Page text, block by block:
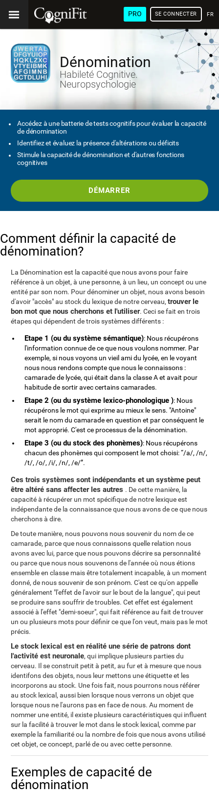
PRO SE CONNECTER
Dénomination
Habileté Cognitive.
Neuropsychologie
Accédez à une batterie de tests cognitifs pour évaluer la capacité
de dénomination
Identifiez et évaluez la présence d'altérations ou déficits
Stimule la capacité de dénomination et d'autres fonctions
cognitives
DÉMARRER
Comment définir la capacité de
dénomination?
La Dénomination est la capacité que nous avons pour faire
référence à un objet, à une personne, à un lieu, un concept ou une
entité par son nom. Pour dénominer un objet, nous avons besoin
d'avoir "accès" au stock du lexique de notre cerveau,trouver le
bon mot que nous cherchons et l'utiliser. Ceci se fait en trois
étapes qui dépendent de trois systèmes différents :
Etape 1 (ou du système sémantique): Nous récupérons
l'information connue de ce que nous voulons nommer. Par
exemple, si nous voyons un vieil ami du lycée, en le voyant
nous nous rendons compte que nous le connaissons :
camarade de lycée, qui était dans la classe A et avait pour
habitude de sortir avec certains camarades.
Etape 2 (ou du système lexico-phonologique ): Nous
récupérons le mot qui exprime au mieux le sens. "Antoine"
serait le nom du camarade en question et par conséquent le
mot approprié. C'est ce processus de la dénomination.
Etape 3 (ou du stock des phonèmes): Nous récupérons
chacun des phonèmes qui composent le mot choisi: “/a/, /n/,
/t/, /o/, /i/, /n/, /e/”.
Ces trois systèmes sont indépendants et un système peut
être altéré sans affecter les autres . De cette manière, la
capacité à récupérer un mot spécifique de notre lexique est
indépendante de la connaissance que nous avons de ce que nous
cherchons à dire.
De toute manière, nous pouvons nous souvenir du nom de ce
camarade, parce que nous connaissons quelle relation nous
avons avec lui, parce que nous pouvons décrire sa personnalité
ou parce que nous nous souvenons de l'année où nous étions
ensemble en classe mais être totalement incapable, à un moment
donné, de nous souvenir de son prénom. C'est ce qu'on appelle
généralement "l'effet de l'avoir sur le bout de la langue", qui peut
se produire sans souffrir de troubles. Cet effet est également
associé à l'effet "demi-soeur", qui fait référence au fait de trouver
un ou plusieurs mots pour définir ce que l'on veut, mais pas le mot
précis.
Le stock lexical est en réalité une série de patrons dont
l'activité est neuronale, qui implique plusieurs parties du
cerveau. Il se construit petit à petit, au fur et à mesure que nous
identifons des objets, nous leur mettons une étiquette et les
incorporons au stock. Une fois fait, nous pourrons nous référer
au stock lexical, aussi bien lorsque nous verrons un objet que
lorsque nous ne l'aurons pas en face de nous. Au moment de
nommer une entité, il existe plusieurs caractéristiques qui influent
sur la facilité à trouver le mot dans le stock lexical, comme par
exemple la familiarité ou la nombre de fois que nous avons utilisé
cet objet, ce concept, parlé de ou avec cette personne.
Exemples de capacité de
dénomination